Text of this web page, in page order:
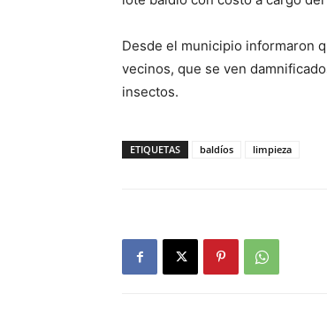
Desde el municipio informaron
vecinos, que se ven
insectos.
ETIQUETAS baldíos limpieza